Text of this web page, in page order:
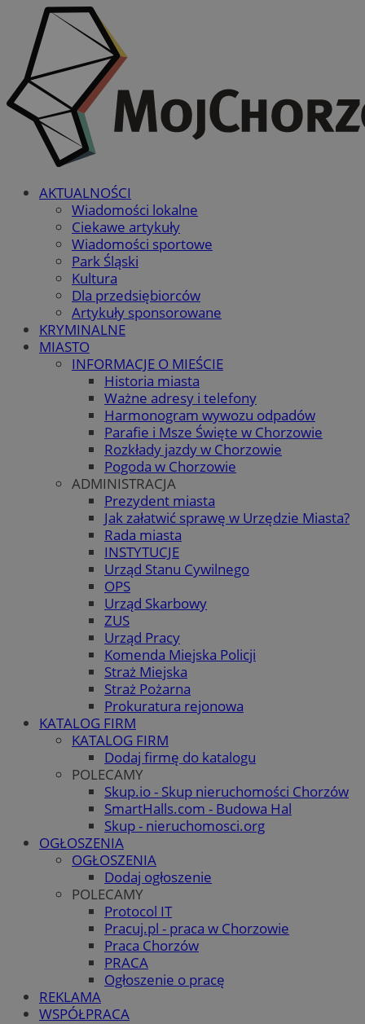
AKTUALNOŚCI
Wiadomości lokalne
Ciekawe artykuły
Wiadomości sportowe
Park Śląski
Kultura
Dla przedsiębiorców
Artykuły sponsorowane
KRYMINALNE
MIASTO
INFORMACJE O MIEŚCIE
Historia miasta
Ważne adresy i telefony
Harmonogram wywozu odpadów
Parafie i Msze Święte w Chorzowie
Rozkłady jazdy w Chorzowie
Pogoda w Chorzowie
ADMINISTRACJA
Prezydent miasta
Jak załatwić sprawę w Urzędzie Miasta?
Rada miasta
INSTYTUCJE
Urząd Stanu Cywilnego
OPS
Urząd Skarbowy
ZUS
Urząd Pracy
Komenda Miejska Policji
Straż Miejska
Straż Pożarna
Prokuratura rejonowa
KATALOG FIRM
KATALOG FIRM
Dodaj firmę do katalogu
POLECAMY
Skup.io - Skup nieruchomości Chorzów
SmartHalls.com - Budowa Hal
Skup - nieruchomosci.org
OGŁOSZENIA
OGŁOSZENIA
Dodaj ogłoszenie
POLECAMY
Protocol IT
Pracuj.pl - praca w Chorzowie
Praca Chorzów
PRACA
Ogłoszenie o pracę
REKLAMA
WSPÓŁPRACA